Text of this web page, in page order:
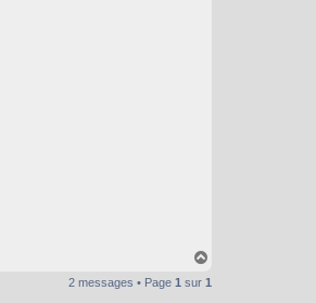
u
2 messages • Page 1 sur 1